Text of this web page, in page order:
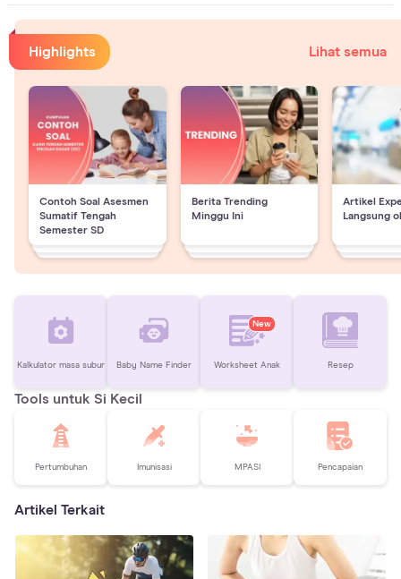
Highlights Lihat semua
Contoh Soal Asesmen
Sumatif Tengah
Semester SD
Berita Trending
Minggu Ini
Artikel
Langsung
Kalkulator masa subur Baby Name Finder
New
Worksheet Anak Resep
Tools untuk Si Kecil
Pertumbuhan Imunisasi MPASI Pencapaian
Artikel Terkait